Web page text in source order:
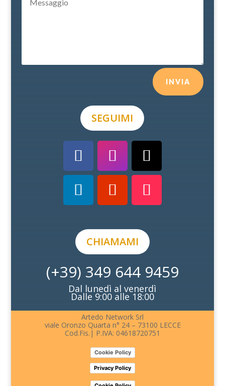
INVIA
SEGUIMI
CHIAMAMI
(+39) 349 644 9459
Dal lunedì al venerdì
Dalle 9:00 alle 18:00
Artedo Network Srl
viale Oronzo Quarta n° 24 – 73100 LECCE
Cod.Fis.| P.IVA: 04618720751
Cookie Policy
Privacy Policy